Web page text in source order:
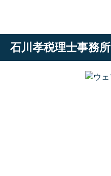
石川孝税理士事務所